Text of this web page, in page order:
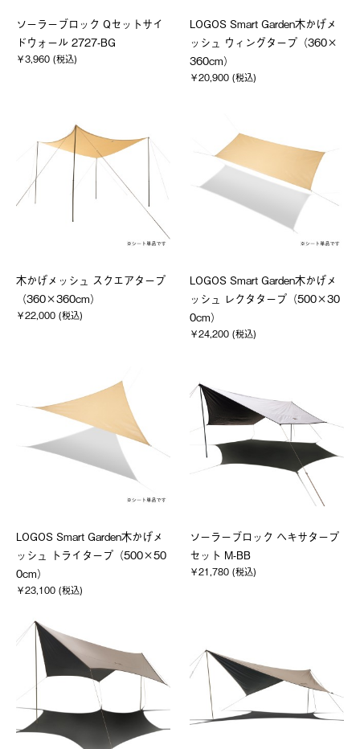
ソーラーブロック Qセットサイ
ドウォール 2727-BG
￥3,960 (税込)
LOGOS Smart Garden木かげメ
ッシュ ウィングタープ（360×
360cm）
￥20,900 (税込)
木かげメッシュ スクエアタープ
（360×360cm）
￥22,000 (税込)
LOGOS Smart Garden木かげメ
ッシュ レクタタープ（500×30
0cm）
￥24,200 (税込)
LOGOS Smart Garden木かげメ
ッシュ トライタープ（500×50
0cm）
￥23,100 (税込)
ソーラーブロック ヘキサタープ
セット M-BB
￥21,780 (税込)